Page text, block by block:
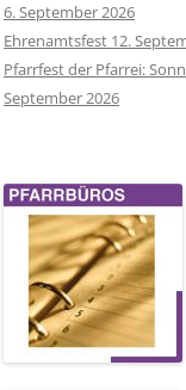
6. September 2026
Ehrenamtsfest 12.
Pfarrfest der Pfarrei:
September 2026